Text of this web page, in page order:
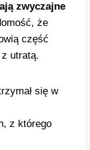
zwyczajne
że
część
utratą.
się w
z którego